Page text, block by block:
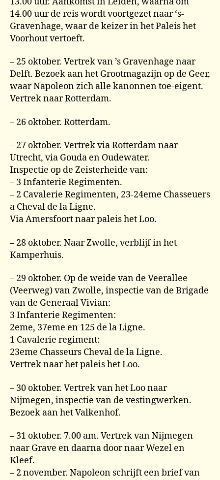
14.00 uur de reis wordt voortgezet naar ‘s-
Gravenhage, waar de keizer in het Paleis het
Voorhout vertoeft.
– 25 oktober. Vertrek van ’s Gravenhage naar
Delft. Bezoek aan het Grootmagazijn op de Geer,
waar Napoleon zich alle kanonnen toe-eigent.
Vertrek naar Rotterdam.
– 26 oktober. Rotterdam.
– 27 oktober. Vertrek via Rotterdam naar
Utrecht, via Gouda en Oudewater.
Inspectie op de Zeisterheide van:
– 3 Infanterie Regimenten.
– 2 Cavalerie Regimenten, 23-24eme Chasseuers
a Cheval de la Ligne.
Via Amersfoort naar paleis het Loo.
– 28 oktober. Naar Zwolle, verblijf in het
Kamperhuis.
– 29 oktober. Op de weide van de Veerallee
(Veerweg) van Zwolle, inspectie van de Brigade
van de Generaal Vivian:
3 Infanterie Regimenten:
2eme, 37eme en 125 de la Ligne.
1 Cavalerie regiment:
23eme Chasseurs Cheval de la Ligne.
Vertrek naar het paleis het Loo.
– 30 oktober. Vertrek van het Loo naar
Nijmegen, inspectie van de vestingwerken.
Bezoek aan het Valkenhof.
– 31 oktober. 7.00 am. Vertrek van Nijmegen
naar Grave en daarna door naar Wezel en
Kleef.
– 2 november. Napoleon schrijft een brief van